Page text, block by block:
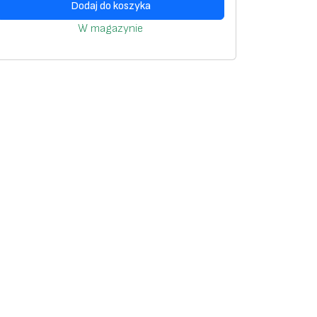
Dodaj do koszyka
W magazynie